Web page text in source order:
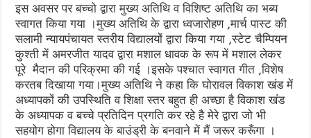
इस अवसर पर बच्चो द्वारा मुख्य अतिथि व विशिष्ट अतिथि का भब्य
स्वागत किया गया ।मुख्य अतिथि के द्वारा ध्वजारोहण ,मार्च पास्ट की
सलामी न्यायपंचायत स्तरीय विद्यालयों द्वारा किया गया ,स्टेट चैम्पियन
कुश्ती में अमरजीत यादव द्वारा मशाल धावक के रूप में मशाल लेकर
पूरे मैदान की परिक्रमा की गई ।इसके पश्चात स्वागत गीत ,विशेष
करतब दिखाया गया।मुख्य अतिथि ने कहा कि घोरावल विकाश खंड में
अध्यापकों की उपस्थिति व शिक्षा स्तर बहुत ही अच्छा है विकाश खंड
के अध्यापक व बच्चे प्रतिदिन प्रगति कर रहे है मेरे द्वारा जो भी
सहयोग होगा विद्यालय के बाउंड्री के बनवाने में मैं जरूर करूँगा ।